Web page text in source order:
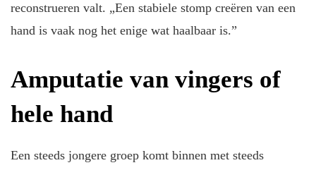
reconstrueren valt. „Een stabiele stomp creëren van een
hand is vaak nog het enige wat haalbaar is.”
Amputatie van vingers of
hele hand
Een steeds jongere groep komt binnen met steeds